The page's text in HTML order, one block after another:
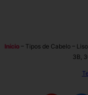
Início– Tipos de Cabelo –
3B,